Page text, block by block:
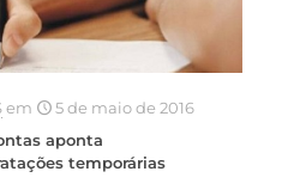
em
5 de maio de 2016
aponta
temporárias